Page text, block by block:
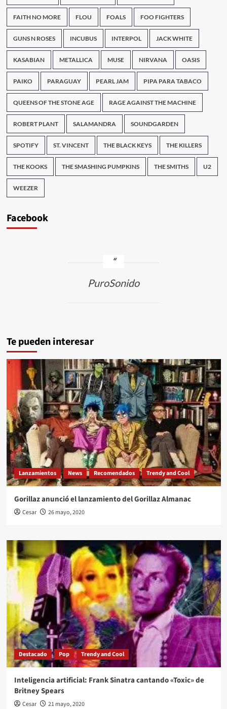
FAITH NO MORE FLOU FOALS FOO FIGHTERS
GUNS N ROSES INCUBUS INTERPOL JACK WHITE
KASABIAN METALLICA MUSE NIRVANA OASIS
PAIKO PARAGUAY PEARL JAM PIPA PARA TABACO
QUEENS OF THE STONE AGE RAGE AGAINST THE MACHINE
ROBERT PLANT SALAMANDRA SOUNDGARDEN
SPOTIFY ST. VINCENT THE BLACK KEYS THE KILLERS
THE KOOKS THE SMASHING PUMPKINS THE SMITHS U2
WEEZER
Facebook
PuroSonido
Te pueden interesar
Lanzamientos News Recomendados Trendy and Cool
Gorillaz anunció el lanzamiento del Gorillaz Almanac
Cesar 26 mayo, 2020
Destacado Pop Trendy and Cool
Inteligencia artificial: Frank Sinatra cantando «Toxic» de
Britney Spears
Cesar 21 mayo, 2020